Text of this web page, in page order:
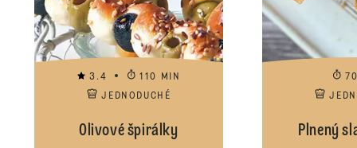
3.4
110 MIN
JEDNODUCHÉ
Olivové špirálky Plnený